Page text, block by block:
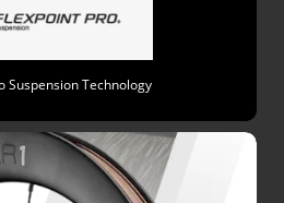
Suspension Technology